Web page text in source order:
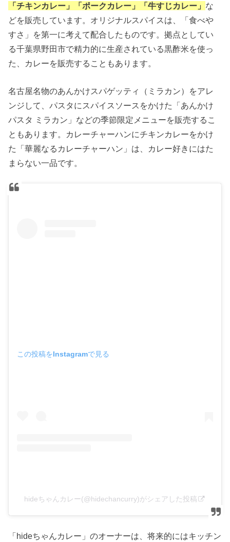
「チキンカレー」「ポークカレー」「牛すじカレー」 な
どを販売しています。オリジナルスパイスは、「食べや
すさ」を第一に考えて配合したものです。拠点としてい
る千葉県野田市で精力的に生産されている黒酢米を使っ
た、カレーを販売することもあります。
名古屋名物のあんかけスパゲッティ（ミラカン）をアレ
ンジして、パスタにスパイスソースをかけた「あんかけ
パスタ ミラカン」などの季節限定メニューを販売するこ
ともあります。カレーチャーハンにチキンカレーをかけ
た「華麗なるカレーチャーハン」は、カレー好きにはた
まらない一品です。
この投稿をInstagramで見る
hideちゃんカレー(@hidechancurry)がシェアした投稿
「hideちゃんカレー」のオーナーは、将来的にはキッチン